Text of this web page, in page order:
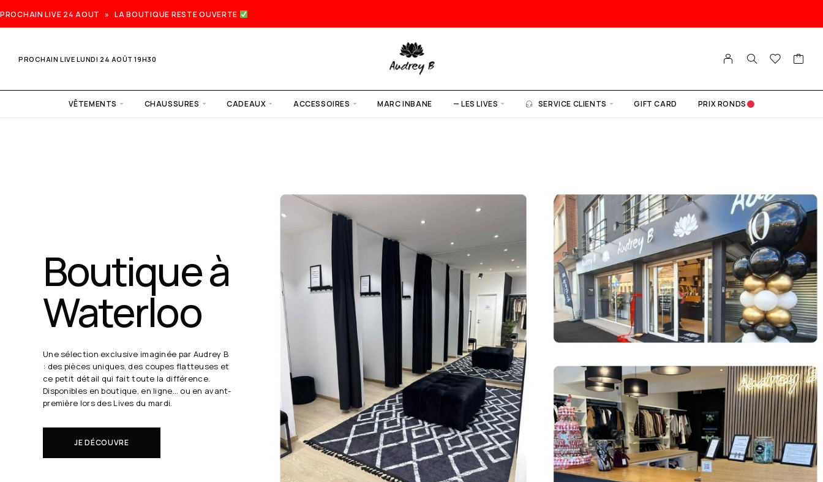
PROCHAIN LIVE 24 AOUT » LA BOUTIQUE RESTE OUVERTE
PROCHAIN LIVE LUNDI 24 AOÛT 19H30
VÊTEMENTS CHAUSSURES CADEAUX ACCESSOIRES MARC INBANE — LES LIVES SERVICE CLIENTS GIFT CARD PRIX RONDS
Prochain
live lundi
24 août
19h30
Chaque semaine, Audrey B. dévoile ses coups
de cœur en direct.
Il s'agit de nouveautés à réserver avant tout